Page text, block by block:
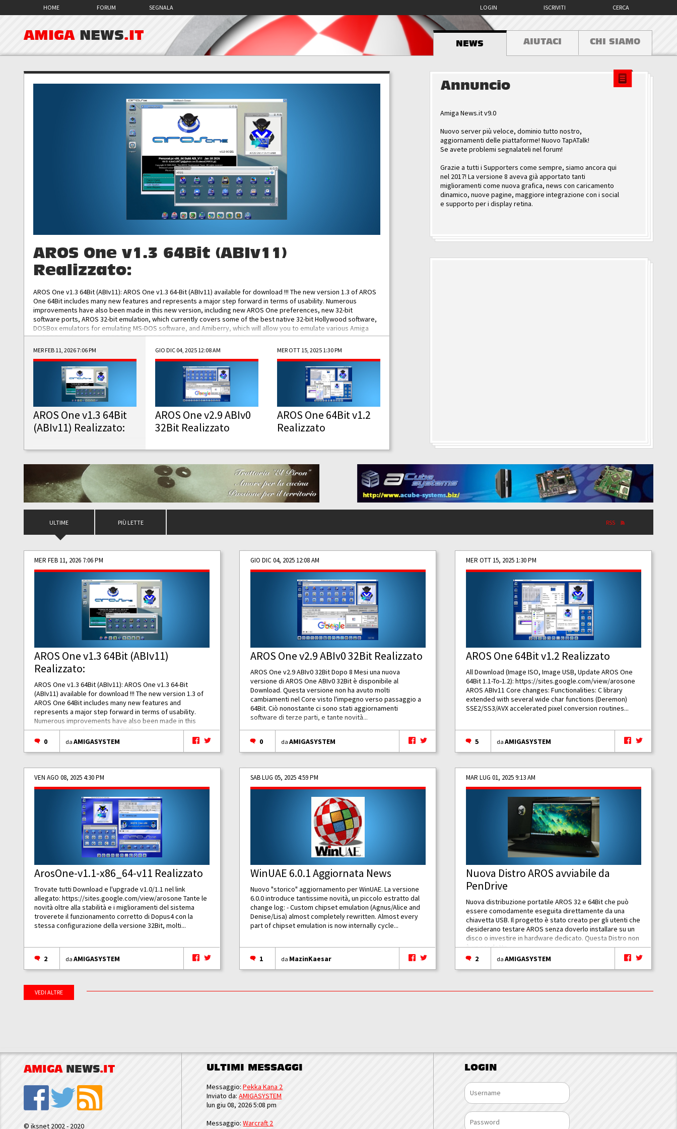
HOME FORUM SEGNALA CERCA
ISCRIVITI
LOGIN
AMIGA NEWS.IT
NEWS AIUTACI CHI SIAMO
AROS One v1.3 64Bit (ABIv11)
Realizzato:
AROS One v1.3 64Bit (ABIv11): AROS One v1.3 64-Bit (ABIv11) available for download !!! The new version 1.3 of AROS
One 64Bit includes many new features and represents a major step forward in terms of usability. Numerous
improvements have also been made in this new version, including new AROS One preferences, new 32-bit
software ports, AROS 32-bit emulation, which currently covers some of the best native 32-bit Hollywood software,
DOSBox emulators for emulating MS-DOS software, and Amiberry, which will allow you to emulate various Amiga
and AROS 68k models. AROS One v1.3 64-Bit-v11 ISO/IMG/: Download Functionalities: Improved...
MER FEB 11, 2026 7:06 PM
AROS One v1.3 64Bit
(ABIv11) Realizzato:
GIO DIC 04, 2025 12:08 AM
AROS One v2.9 ABIv0
32Bit Realizzato
MER OTT 15, 2025 1:30 PM
AROS One 64Bit v1.2
Realizzato
Annuncio
Amiga News.it v9.0
Nuovo server più veloce, dominio tutto nostro,
aggiornamenti delle piattaforme! Nuovo TapATalk!
Se avete problemi segnalateli nel forum!
Grazie a tutti i Supporters come sempre, siamo ancora qui
nel 2017! La versione 8 aveva già apportato tanti
miglioramenti come nuova grafica, news con caricamento
dinamico, nuove pagine, maggiore integrazione con i social
e supporto per i display retina.
ULTIME PIÙ LETTE RSS
MER FEB 11, 2026 7:06 PM
AROS One v1.3 64Bit (ABIv11)
Realizzato:
AROS One v1.3 64Bit (ABIv11): AROS One v1.3 64-Bit
(ABIv11) available for download !!! The new version 1.3 of
AROS One 64Bit includes many new features and
represents a major step forward in terms of usability.
Numerous improvements have also been made in this
new version, including new AROS...
0
daAMIGASYSTEM
GIO DIC 04, 2025 12:08 AM
AROS One v2.9 ABIv0 32Bit Realizzato
AROS One v2.9 ABIv0 32Bit Dopo 8 Mesi una nuova
versione di AROS One ABIv0 32Bit è disponibile al
Download. Questa versione non ha avuto molti
cambiamenti nel Core visto l'impegno verso passaggio a
64Bit. Ciò nonostante ci sono stati aggiornamenti
software di terze parti, e tante novità...
0 daAMIGASYSTEM
MER OTT 15, 2025 1:30 PM
AROS One 64Bit v1.2 Realizzato
All Download (Image ISO, Image USB, Update AROS One
64Bit 1.1-To-1.2): https://sites.google.com/view/arosone
AROS ABIv11 Core changes: Functionalities: C library
extended with several wide char functions (Deremon)
SSE2/SS3/AVX accelerated pixel conversion routines...
5 daAMIGASYSTEM
VEN AGO 08, 2025 4:30 PM
ArosOne-v1.1-x86_64-v11 Realizzato
Trovate tutti Download e l'upgrade v1.0/1.1 nel link
allegato:https://sites.google.com/view/arosone Tante le
novità oltre alla stabilità e i miglioramenti del sistema
troverete il funzionamento corretto di Dopus4 con la
stessa configurazione della versione 32Bit, molti...
2 daAMIGASYSTEM
SAB LUG 05, 2025 4:59 PM
WinUAE 6.0.1 Aggiornata News
Nuovo "storico" aggiornamento per WinUAE. La versione
6.0.0 introduce tantissime novità, un piccolo estratto dal
change log: - Custom chipset emulation (Agnus/Alice and
Denise/Lisa) almost completely rewritten. Almost every
part of chipset emulation is now internally cycle...
1 da MazinKaesar
MAR LUG 01, 2025 9:13 AM
Nuova Distro AROS avviabile da
PenDrive
Nuova distribuzione portatile AROS 32 e 64Bit che può
essere comodamente eseguita direttamente da una
chiavetta USB. Il progetto è stato creato per gli utenti che
desiderano testare AROS senza doverlo installare su un
disco o investire in hardware dedicato. Questa Distro non
è un prodotto...
2
daAMIGASYSTEM
VEDI ALTRE
AMIGA NEWS.IT
© iksnet 2002 - 2020
ULTIMI MESSAGGI
Messaggio:Pekka Kana 2
Inviato da:AMIGASYSTEM
lun giu 08, 2026 5:08 pm
Messaggio:Warcraft 2
LOGIN